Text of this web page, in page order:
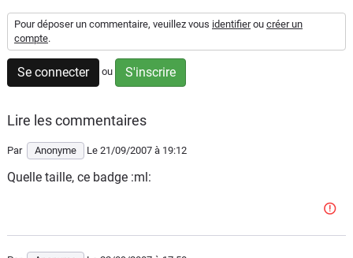
Utilitaires
Flottes
Auto
Services
Forum
Pour déposer un commentaire, veuillez vous identifierou créer un
compte.
Se connecter ou S'inscrire
Lire les commentaires
Par Anonyme Le 21/09/2007 à 19:12
Quelle taille, ce badge :ml: